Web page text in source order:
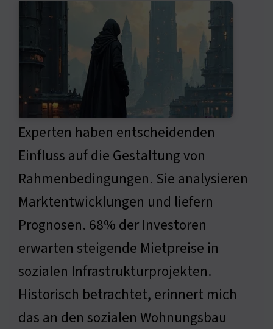
Experten haben entscheidenden
Einfluss auf die Gestaltung von
Rahmenbedingungen. Sie analysieren
Marktentwicklungen und liefern
Prognosen. 68% der Investoren
erwarten steigende Mietpreise in
sozialen Infrastrukturprojekten.
Historisch betrachtet, erinnert mich
das an den sozialen Wohnungsbau